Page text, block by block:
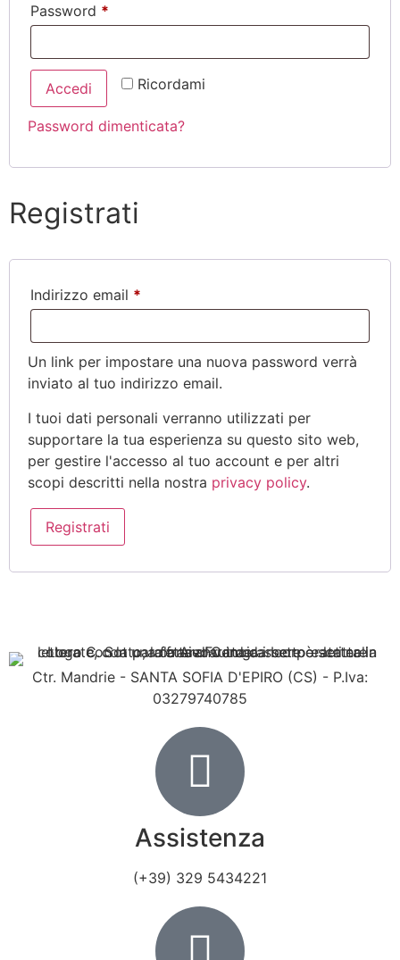
Password *
Ricordami
Accedi
Password dimenticata?
Registrati
Indirizzo email *
Un link per impostare una nuova password verrà
inviato al tuo indirizzo email.
I tuoi dati personali verranno utilizzati per
supportare la tua esperienza su questo sito web,
per gestire l'accesso al tuo account e per altri
scopi descritti nella nostra privacy policy.
Registrati
Ctr. Mandrie - SANTA SOFIA D'EPIRO (CS) - P.Iva:
03279740785
Assistenza
(+39) 329 5434221